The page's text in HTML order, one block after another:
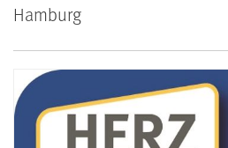
Hamburg
Podcast #148